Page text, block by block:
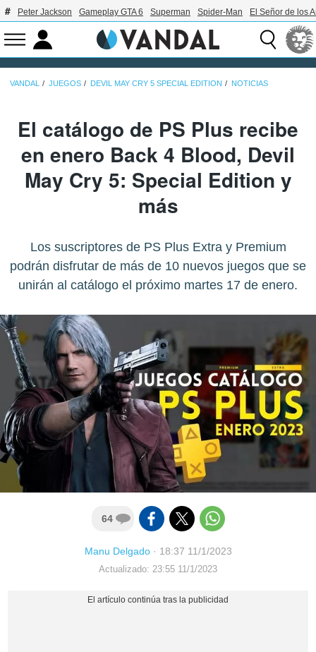
Peter Jackson Gameplay GTA 6 Superman Spider-Man El Señor de los
VANDAL JUEGOS DEVIL MAY CRY 5 SPECIAL EDITION NOTICIAS
El catálogo de PS Plus recibe
en enero Back 4 Blood, Devil
May Cry 5: Special Edition y
más
Los suscriptores de PS Plus Extra y Premium
podrán disfrutar de más de 10 nuevos juegos que se
unirán al catálogo el próximo martes 17 de enero.
64
Manu Delgado· 18:37 11/1/2023
Actualizado: 23:55 11/1/2023